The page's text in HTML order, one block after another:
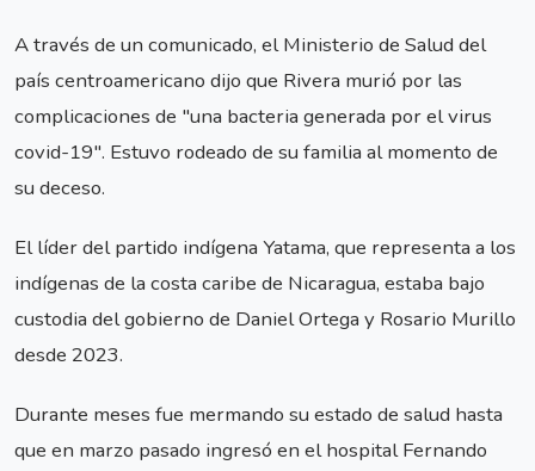
A través de un comunicado, el Ministerio de Salud del
país centroamericano dijo que Rivera murió por las
complicaciones de "una bacteria generada por el virus
covid-19". Estuvo rodeado de su familia al momento de
su deceso.
El líder del partido indígena Yatama, que representa a los
indígenas de la costa caribe de Nicaragua, estaba bajo
custodia del gobierno de Daniel Ortega y Rosario Murillo
desde 2023.
Durante meses fue mermando su estado de salud hasta
que en marzo pasado ingresó en el hospital Fernando